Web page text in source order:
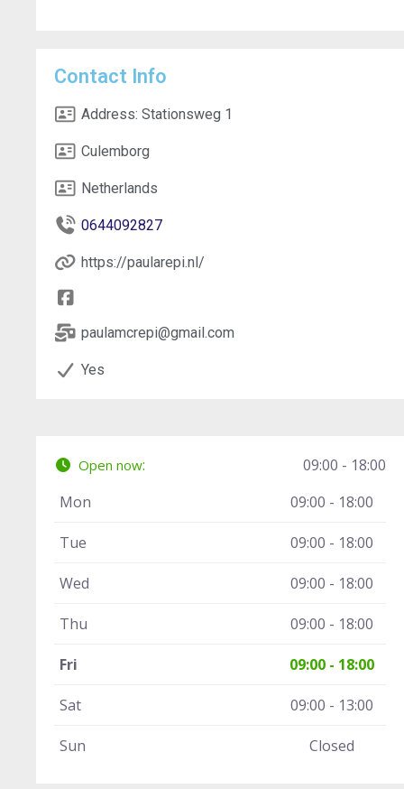
Contact Info
Address:Stationsweg 1
Culemborg
Netherlands
0644092827
https://paularepi.nl/
paulamcrepi@gmail.com
Yes
Open now:
09:00 - 18:00
Mon
09:00 - 18:00
Tue 09:00 - 18:00
Wed 09:00 - 18:00
Thu 09:00 - 18:00
Fri 09:00 - 18:00
Sat 09:00 - 13:00
Sun Closed